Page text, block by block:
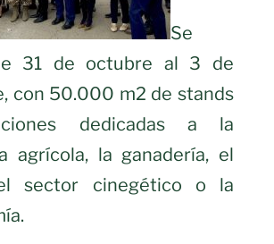
Se
31 de octubre al 3 de
con 50.000 m2 de stands
dedicadas a la
agrícola, la ganadería, el
sector cinegético o la